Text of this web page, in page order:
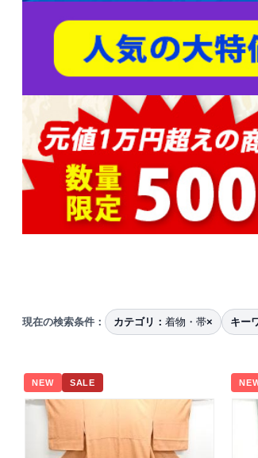
現在の検索条件： カテゴリ： 着物・帯× キー
NEW SALE